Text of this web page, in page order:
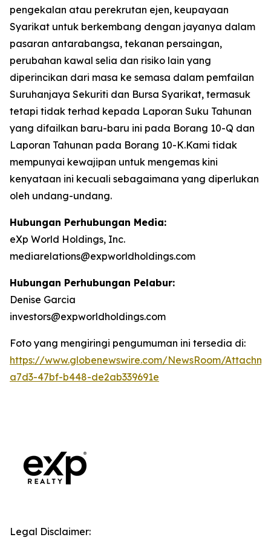
pengekalan atau perekrutan ejen, keupayaan
Syarikat untuk berkembang dengan jayanya dalam
pasaran antarabangsa, tekanan persaingan,
perubahan kawal selia dan risiko lain yang
diperincikan dari masa ke semasa dalam pemfailan
Suruhanjaya Sekuriti dan Bursa Syarikat, termasuk
tetapi tidak terhad kepada Laporan Suku Tahunan
yang difailkan baru-baru ini pada Borang 10-Q dan
Laporan Tahunan pada Borang 10-K.Kami tidak
mempunyai kewajipan untuk mengemas kini
kenyataan ini kecuali sebagaimana yang diperlukan
oleh undang-undang.
Hubungan Perhubungan Media:
eXp World Holdings, Inc.
mediarelations@expworldholdings.com
Hubungan Perhubungan Pelabur:
Denise Garcia
investors@expworldholdings.com
Foto yang mengiringi pengumuman ini tersedia di:
https://www.globenewswire.com/NewsRoom/
a7d3-47bf-b448-de2ab339691e
Legal Disclaimer: